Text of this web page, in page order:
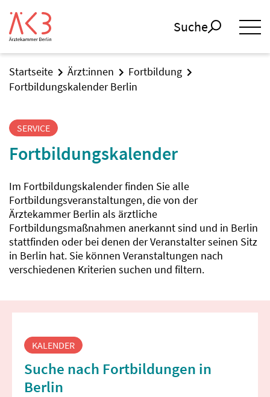
Suche
Startseite Ärzt:innen
Fortbildung
Fortbildungskalender Berlin
SERVICE
Fortbildungskalender
Im Fortbildungskalender finden Sie alle
Fortbildungsveranstaltungen, die von der
Ärztekammer Berlin als ärztliche
Fortbildungsmaßnahmen anerkannt sind und in Berlin
stattfinden oder bei denen der Veranstalter seinen Sitz
in Berlin hat. Sie können Veranstaltungen nach
verschiedenen Kriterien suchen und filtern.
Fortbildungssuche
KALENDER
Suche nach Fortbildungen in
Berlin